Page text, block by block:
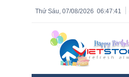
06:47:43
Thứ Sáu, 07/08/2026
Tính năng